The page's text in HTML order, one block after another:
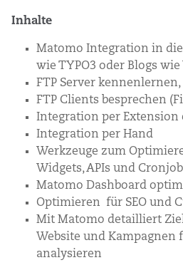
Workshops
Inhalte
Matomo Integration in die
wie TYPO3 oder Blogs wie
FTP Server kennenlernen,
FTP Clients besprechen
Integration per Extension
Integration per Hand
Werkzeuge zum
Widgets, APIs und
Matomo Dashboard
Optimieren für SEO und
Mit Matomo detailliert
Website und Kampagnen
analysieren